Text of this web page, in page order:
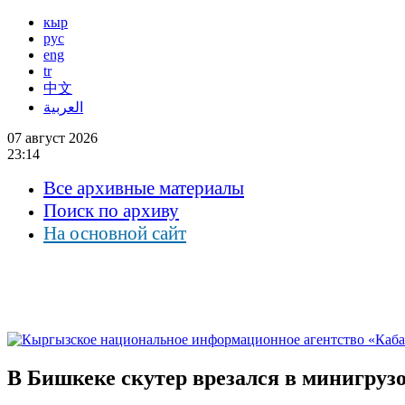
кыр
рус
eng
tr
中文
العربية
07 август 2026
23:14
Все архивные материалы
Поиск по архиву
На основной сайт
В Бишкеке скутер врезался в